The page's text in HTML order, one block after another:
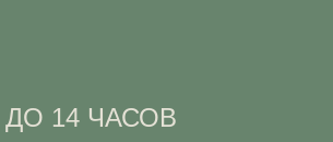
ДО 14 ЧАСОВ